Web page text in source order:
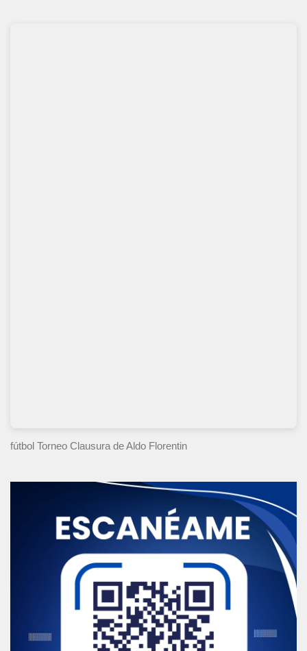
fútbol Torneo Clausura de Aldo Florentin